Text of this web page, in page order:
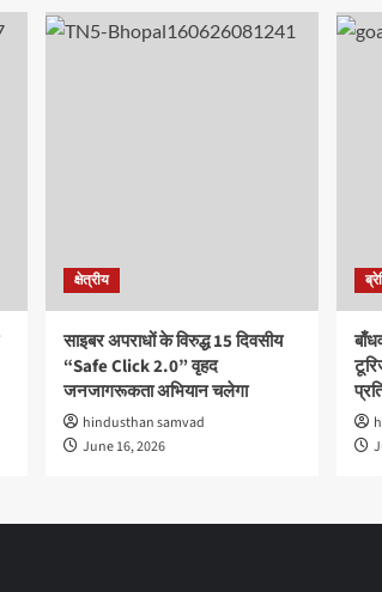
क्षेत्रीय
साइबर अपराधों के विरुद्ध 15 दिवसीय
“Safe Click 2.0” वृहद
जनजागरूकता अभियान चलेगा
hindusthan samvad
June 16, 2026